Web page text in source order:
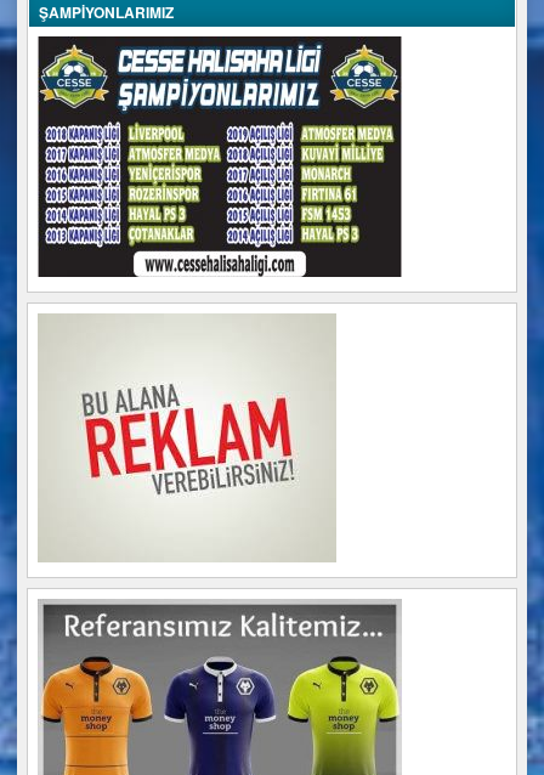
ŞAMPİYONLARIMIZ